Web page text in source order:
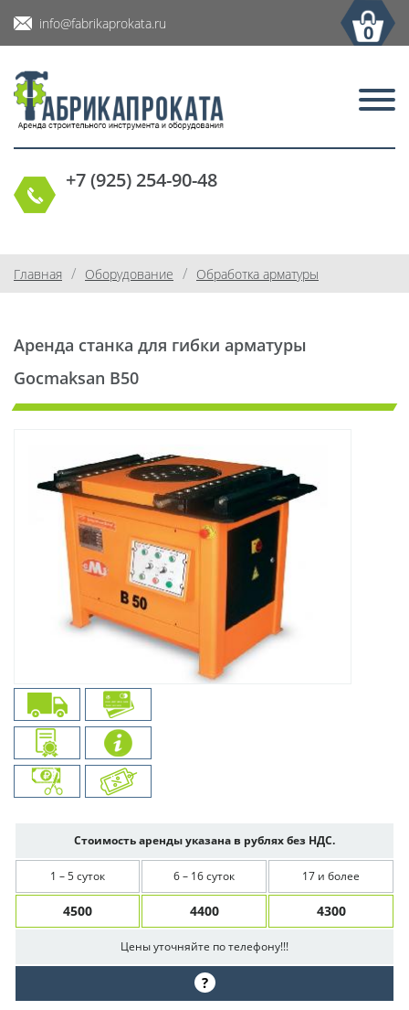
info@fabrikaprokata.ru 0
+7 (925) 254-90-48
Главная / Оборудование / Обработка арматуры
Аренда станка для гибки арматуры
Gocmaksan B50
Стоимость аренды указана в рублях без НДС.
1 – 5 суток 6 – 16 суток 17 и более
4500 4400 4300
Цены уточняйте по телефону!!!
?